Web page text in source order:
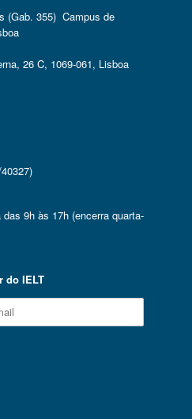
(Gab. 355) Campus de
26 C, 1069-061, Lisboa
9h às 17h (encerra quarta-
do IELT